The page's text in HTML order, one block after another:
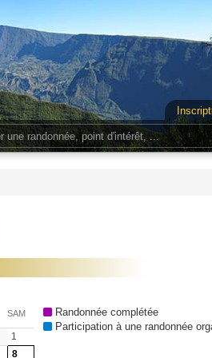
SAM
1
8
Randonnée complétée
Participation à une randonnée